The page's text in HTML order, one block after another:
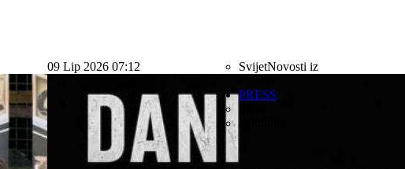
09 Lip 2026 07:12 SvijetNovosti iz
PRESS